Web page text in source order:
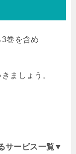
巻を含め
ましょう。
サービス一覧▼